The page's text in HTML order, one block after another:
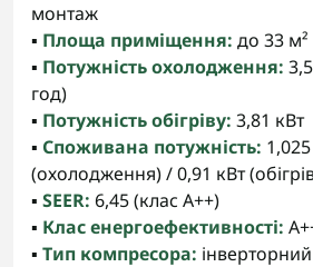
монтаж
▪️ Площа приміщення: до 33 м²
▪️ Потужність охолодження:
год)
▪️ Потужність обігріву: 3,81 кВт
▪️ Споживана потужність:
(охолодження) / 0,91 кВт
▪️ SEER: 6,45 (клас A++)
▪️ Клас енергоефективності:
▪️ Тип компресора: інверторний